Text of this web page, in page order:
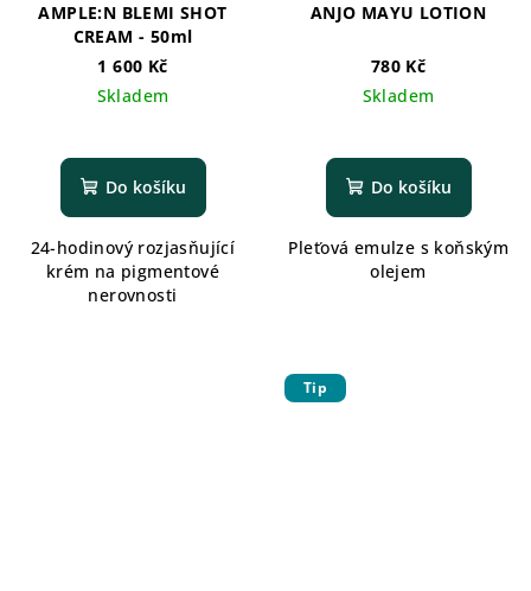
AMPLE:N BLEMI SHOT
CREAM - 50ml
1 600 Kč
Skladem
Do košíku
24-hodinový rozjasňující
krém na pigmentové
nerovnosti
ANJO MAYU LOTION
780 Kč
Skladem
Do košíku
Pleťová emulze s koňským
olejem
Tip